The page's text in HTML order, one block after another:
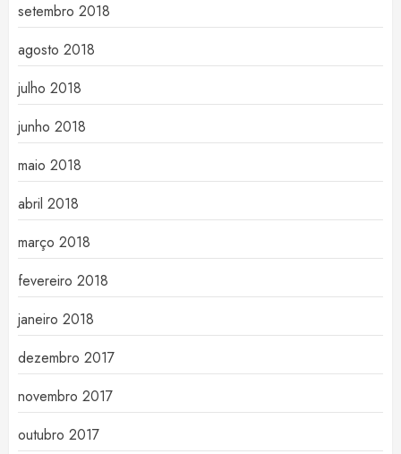
setembro 2018
agosto 2018
julho 2018
junho 2018
maio 2018
abril 2018
março 2018
fevereiro 2018
janeiro 2018
dezembro 2017
novembro 2017
outubro 2017